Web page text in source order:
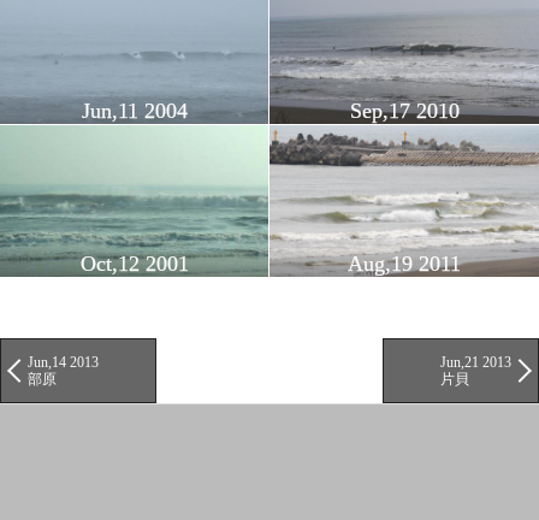
Jun,11 2004 Sep,17 2010
Oct,12 2001 Aug,19 2011
Jun,14 2013
部原
Jun,21 2013
片貝